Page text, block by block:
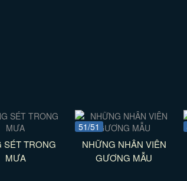
SÉT TRONG
MƯA
51/51
NHỮNG NHÂN VIÊN
GƯƠNG MẪU